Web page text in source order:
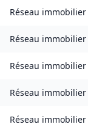
Réseau immobilier
Réseau immobilier
Réseau immobilier
Réseau immobilier
Réseau immobilier